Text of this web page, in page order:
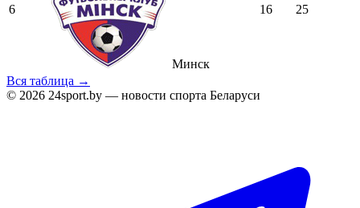
6
Минск
16 25
Вся таблица →
© 2026 24sport.by — новости спорта Беларуси